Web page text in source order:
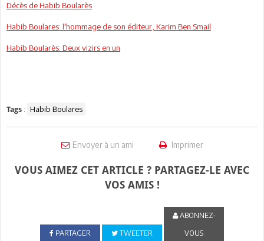
Décès de Habib Boularès
Habib Boulares: l'hommage de son éditeur, Karim Ben Smail
Habib Boularès: Deux vizirs en un
Tags : Habib Boulares
Envoyer à un ami Imprimer
VOUS AIMEZ CET ARTICLE ? PARTAGEZ-LE AVEC
VOS AMIS !
PARTAGER TWEETER
ABONNEZ-
VOUS